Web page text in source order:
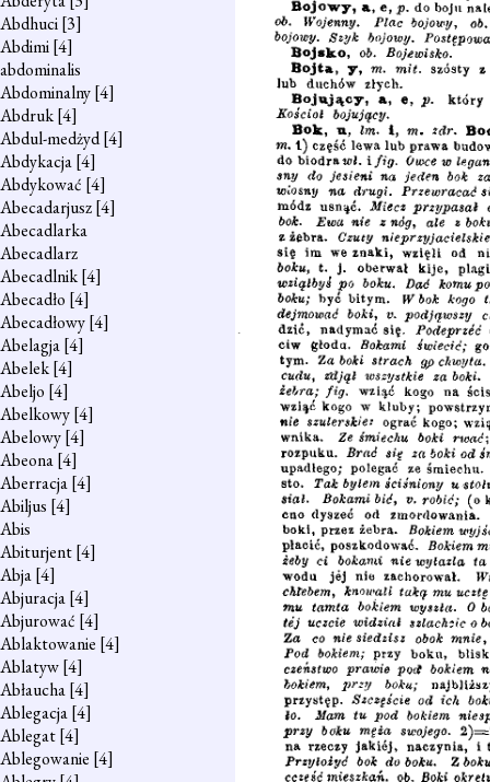
Abdhuci[3]
Abdimi[4]
abdominalis
Abdominalny[4]
Abdruk[4]
Abdul-medżyd[4]
Abdykacja[4]
Abdykować [4]
Abecadarjusz[4]
Abecadlarka
Abecadlarz
Abecadlnik[4]
Abecadło [4]
Abecadłowy[4]
Abelagja[4]
Abelek[4]
Abeljo [4]
Abelkowy[4]
Abelowy[4]
Abeona[4]
Aberracja[4]
Abiljus [4]
Abis
Abiturjent[4]
Abja[4]
Abjuracja[4]
Abjurować [4]
Ablaktowanie [4]
Ablatyw[4]
Abłaucha[4]
Ablegacja[4]
Ablegat[4]
Ablegowanie [4]